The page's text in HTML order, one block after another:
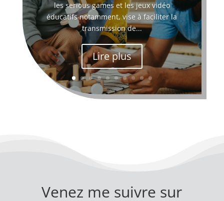
les serious games et les jeux vidéo
éducatifs notamment, vise à faciliter la
transmission de...
Lire plus
Venez me suivre sur